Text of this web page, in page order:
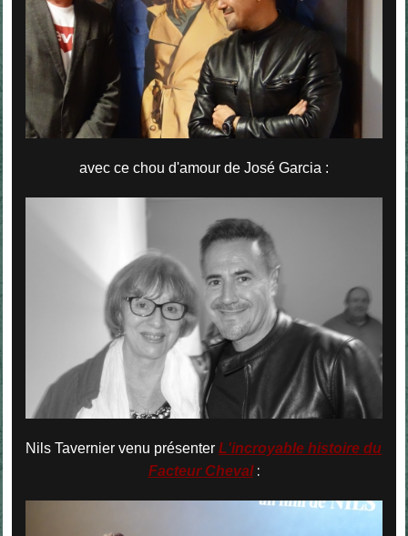
avec ce chou d'amour de José Garcia :
Nils Tavernier venu présenterL'incroyable histoire du
Facteur Cheval: